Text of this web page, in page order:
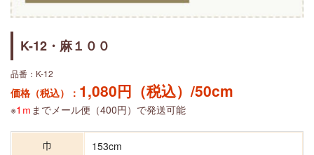
K-12・麻１００
品番：K-12
価格（税込）： 1,080円（税込）/50cm
※1ｍ までメール便（400円）で発送可能
巾
153cm